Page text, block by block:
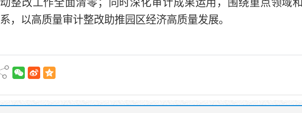
动整改工作全面清零；同时深化审计成果运用，围绕重点领域
系，以高质量审计整改助推园区经济高质量发展。